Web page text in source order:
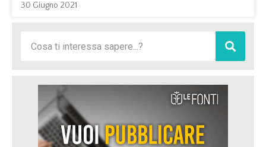
30 Giugno 2021